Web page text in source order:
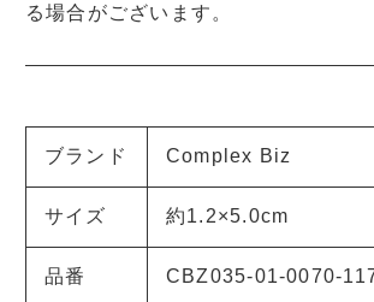
る場合がございます。
ブランド Complex Biz
サイズ 約1.2×5.0cm
品番 CBZ035-01-0070-